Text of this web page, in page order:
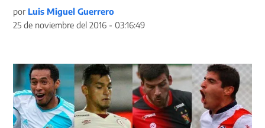
por Luis Miguel Guerrero
25 de noviembre del 2016 - 03:16:49